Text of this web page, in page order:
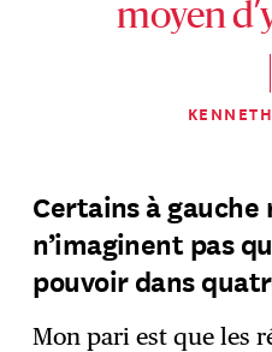
moyen
Certains à gauche
n’imaginent pas
pouvoir dans
Mon pari est que les